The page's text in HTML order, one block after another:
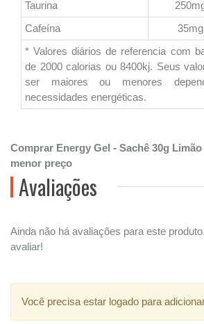
Taurina
Cafeína
35mg
* Valores diários de referencia com
de 2000 calorias ou 8400kj. Seus
ser maiores ou menores
necessidades energéticas.
Comprar Energy Gel - Sachê 30g
menor preço
Avaliações
Ainda não há avaliações para este
avaliar!
Você precisa estar logado para